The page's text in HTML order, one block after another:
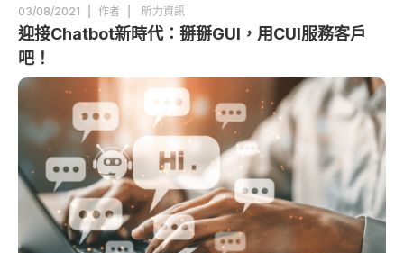
03/08/2021 作者 昕力資訊
迎接Chatbot新時代：掰掰GUI，用CUI服務客戶
吧！